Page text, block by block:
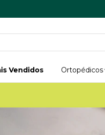
Vendidos Ortopédicos